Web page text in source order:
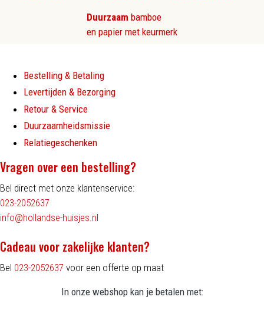
Duurzaam bamboe
en papier met keurmerk
Bestelling & Betaling
Levertijden & Bezorging
Retour & Service
Duurzaamheidsmissie
Relatiegeschenken
Vragen over een bestelling?
Bel direct met onze klantenservice:
023-2052637
info@hollandse-huisjes.nl
Cadeau voor zakelijke klanten?
Bel 023-2052637 voor een offerte op maat
In onze webshop kan je betalen met: